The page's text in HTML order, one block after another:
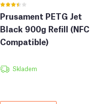
Prusament PETG Jet
Black 900g Refill (NFC
Compatible)
Skladem